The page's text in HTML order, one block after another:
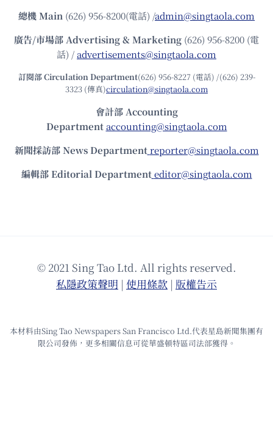
總機Main (626) 956-8200(電話) /admin@singtaola.com
廣告/市場部Advertising & Marketing (626) 956-8200 (電
話) /advertisements@singtaola.com
訂閱部 Circulation Department(626) 956-8227 (電話) /(626) 239-
3323 (傳真)circulation@singtaola.com
會計部 Accounting
Department accounting@singtaola.com
新聞採訪部 News Department reporter@singtaola.com
編輯部 Editorial Department editor@singtaola.com
© 2021 Sing Tao Ltd. All rights reserved.
私隱政策聲明 | 使⽤條款 | 版權告⽰
本材料由Sing Tao Newspapers San Francisco Ltd.代表星島新聞集團有
限公司發佈，更多相關信息可從華盛頓特區司法部獲得。